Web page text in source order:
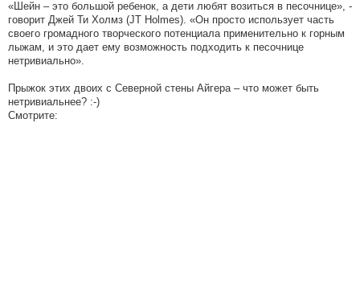
«Шейн – это большой ребенок, а дети любят возиться в песочнице», -
говорит Джей Ти Холмз (JT Holmes). «Он просто использует часть
своего громадного творческого потенциала применительно к горным
лыжам, и это дает ему возможность подходить к песочнице
нетривиально».
Прыжок этих двоих с Северной стены Айгера – что может быть
нетривиальнее? :-)
Смотрите: